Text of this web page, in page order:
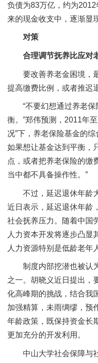
负债为83万亿，约为
来的现金收支中，逐渐显
对策
合理调节抚养比应对
要改善养老金困境，
提高缴费比例，或者推迟
“不要幻想通过养老
衡。”郑伟预测，2011年
况”下，养老保险基金的综
如果想让基金达到平衡，
点，或者把养老保险的缴
当中都不具备操作性。”
不过，延迟退休年龄
近日表示，延迟退休年龄
社会抚养压力。随着中国
人力资本开发将逐步凸显
人力资源特别是低龄老年
制度内部挖潜也被认
之一。胡晓义近日提出，
化高峰期的挑战，结合我
加强精算，未雨绸缪，预
年龄政策，既保持资金长
更加充分的开发利用。
中山大学社会保障与